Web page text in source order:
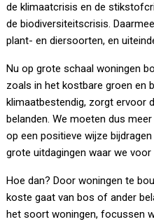
de klimaatcrisis en de
de biodiversiteitscrisis.
plant- en diersoorten, en
Nu op grote schaal woningen
zoals in het kostbare groen en
klimaatbestendig, zorgt ervoor
belanden. We moeten dus
op een positieve wijze
grote uitdagingen waar we voor
Hoe dan? Door woningen te
koste gaat van bos of ander
het soort woningen, focussen